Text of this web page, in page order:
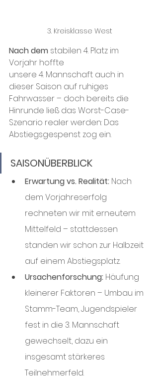
3. Kreisklasse West
Nach dem stabilen 4. Platz im
Vorjahr hoffte
unsere 4. Mannschaft auch in
dieser Saison auf ruhiges
Fahrwasser – doch bereits die
Hinrunde ließ das Worst-Case-
Szenario realer werden: Das
Abstiegsgespenst zog ein.
SAISONÜBERBLICK
Erwartung vs. Realität: Nach
dem Vorjahreserfolg
rechneten wir mit erneutem
Mittelfeld – stattdessen
standen wir schon zur Halbzeit
auf einem Abstiegsplatz.
Ursachenforschung: Häufung
kleinerer Faktoren – Umbau im
Stamm-Team, Jugendspieler
fest in die 3. Mannschaft
gewechselt, dazu ein
insgesamt stärkeres
Teilnehmerfeld.